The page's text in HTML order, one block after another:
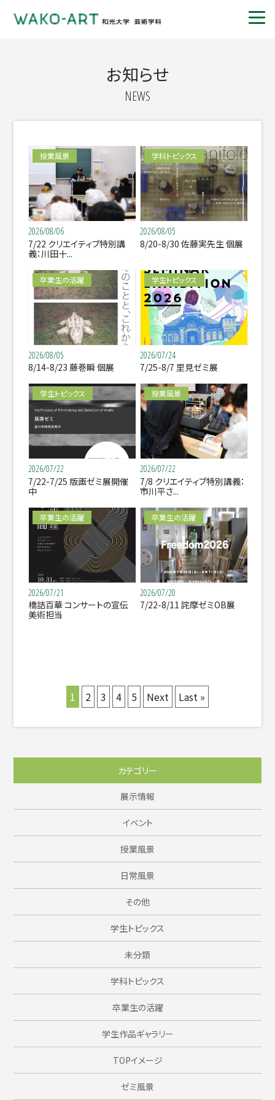
お知らせ
NEWS
授業風景
2026/08/06
7/22 クリエイティブ特別講
義：川田十...
学科トピックス
2026/08/05
8/20-8/30 佐藤実先生 個展
卒業生の活躍
2026/08/05
8/14-8/23 藤巻瞬 個展
学生トピックス
2026/07/24
7/25-8/7 里見ゼミ展
学生トピックス
2026/07/22
7/22-7/25 版画ゼミ展開催
中
授業風景
2026/07/22
7/8 クリエイティブ特別講義：
市川平さ...
卒業生の活躍
2026/07/21
橋詰百華 コンサートの宣伝
美術担当
卒業生の活躍
2026/07/20
7/22-8/11 詫摩ゼミOB展
1 2 3 4 5 Next Last »
カテゴリー
展示情報
イベント
授業風景
日常風景
その他
学生トピックス
未分類
学科トピックス
卒業生の活躍
学生作品ギャラリー
TOPイメージ
ゼミ風景